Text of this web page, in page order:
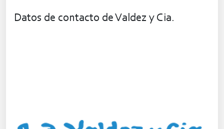
Datos de contacto de Valdez y Cia.